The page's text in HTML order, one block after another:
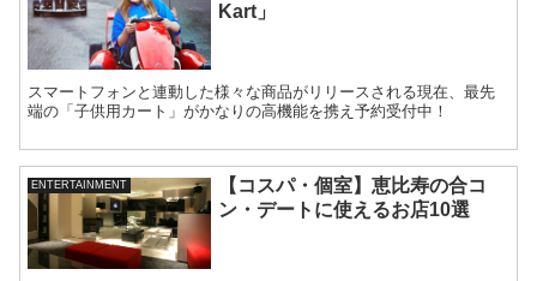
Kart」
スマートフォンと連動した様々な商品がリリースされる現在、最先
端の「子供用カート」がかなりの高機能を携え予約受付中！
ENTERTAINMENT
【コスパ・個室】恵比寿の合コ
ン・デートに使えるお店10選